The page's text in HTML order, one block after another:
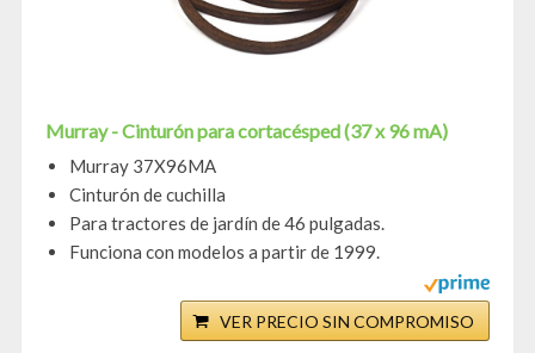
Murray - Cinturón para cortacésped (37 x 96 mA)
Murray 37X96MA
Cinturón de cuchilla
Para tractores de jardín de 46 pulgadas.
Funciona con modelos a partir de 1999.
VER PRECIO SIN COMPROMISO